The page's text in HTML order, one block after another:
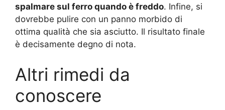
spalmare sul ferro quando è freddo. Infine, si
dovrebbe pulire con un panno morbido di
ottima qualità che sia asciutto. Il risultato finale
è decisamente degno di nota.
Altri rimedi da
conoscere